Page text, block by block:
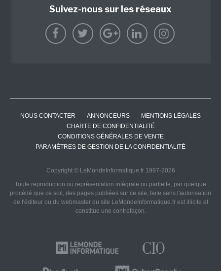
Suivez-nous sur les réseaux
NOUS CONTACTER ANNONCEURS
MENTIONS LÉGALES
CHARTE DE CONFIDENTIALITÉ
CONDITIONS GÉNÉRALES DE VENTE
PARAMÈTRES DE GESTION DE LA CONFIDENTIALITÉ
Copyright © LeMondeInformatique.fr 1997-2026
Toute reproduction ou représentation intégrale ou partielle, par quelque
procédé que ce soit, des pages publiées sur ce site, faite sans l'autorisation
de l'éditeur ou du webmaster du site LeMondeInformatique.fr est illicite et
constitue une contrefaçon.